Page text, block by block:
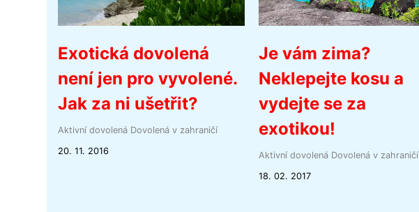
Exotická dovolená
není jen pro vyvolené.
Jak za ni ušetřit?
Aktivní dovolená Dovolená v zahraničí
20. 11. 2016
Je vám zima?
Neklepejte kosu a
vydejte se za
exotikou!
Aktivní dovolená Dovolená v zahraničí
18. 02. 2017